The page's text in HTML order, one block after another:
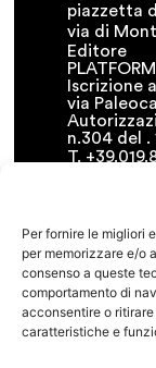
Per fornire le migliori
per memorizzare e/o
consenso a queste
comportamento di
acconsentire o
caratteristiche e
piazzetta
via di
Editore
Iscrizione
via
n.304 del .
T.
•
CERCA